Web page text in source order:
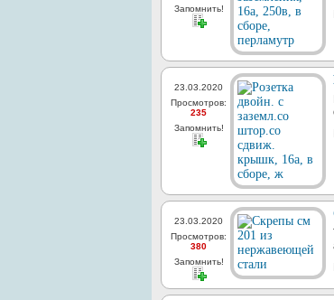
Запомнить!
23.03.2020
Просмотров:
235
Запомнить!
23.03.2020
Просмотров:
380
Запомнить!